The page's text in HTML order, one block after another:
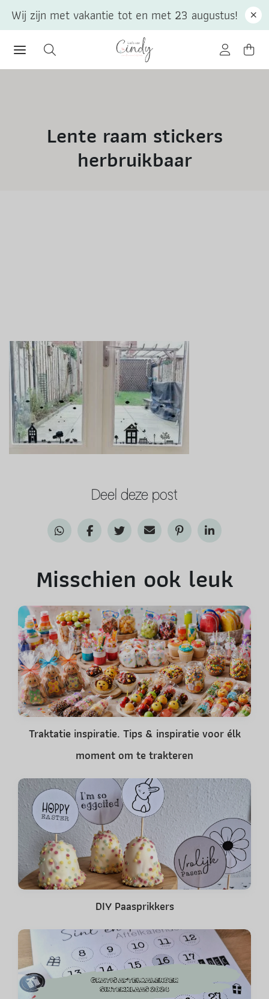
Lente raam stickers
herbruikbaar
Deel deze post
Misschien ook leuk
Traktatie inspiratie. Tips & inspiratie voor élk
moment om te trakteren
DIY Paasprikkers
Wij zijn met vakantie tot en met 23 augustus!